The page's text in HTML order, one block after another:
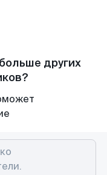
других